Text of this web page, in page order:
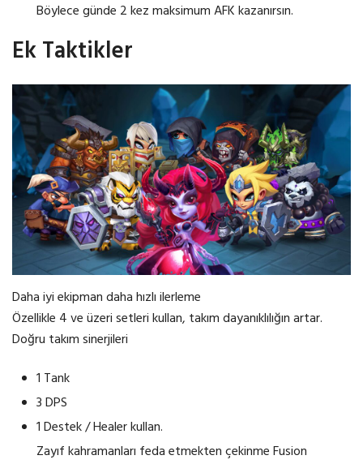
Böylece günde 2 kez maksimum AFK kazanırsın.
Ek Taktikler
Daha iyi ekipman daha hızlı ilerleme
Özellikle 4 ve üzeri setleri kullan, takım dayanıklılığın artar.
Doğru takım sinerjileri
1 Tank
3 DPS
1 Destek / Healer kullan.
Zayıf kahramanları feda etmekten çekinme Fusion